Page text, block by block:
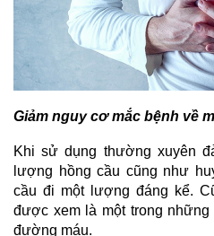
Giảm nguy cơ mắc bệnh về
Khi sử dụng thường xuyên
lượng hồng cầu cũng như
cầu đi một lượng đáng kể.
được xem là một trong
đường máu.